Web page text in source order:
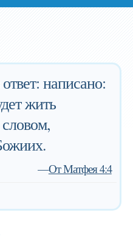
написано:
жить
—От Матфея 4:4